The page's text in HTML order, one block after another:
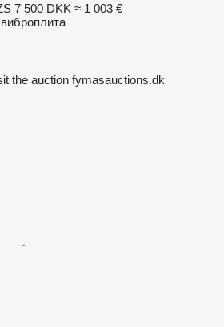
7 500 DKK ≈ 1 003 €
the auction fymasauctions.dk